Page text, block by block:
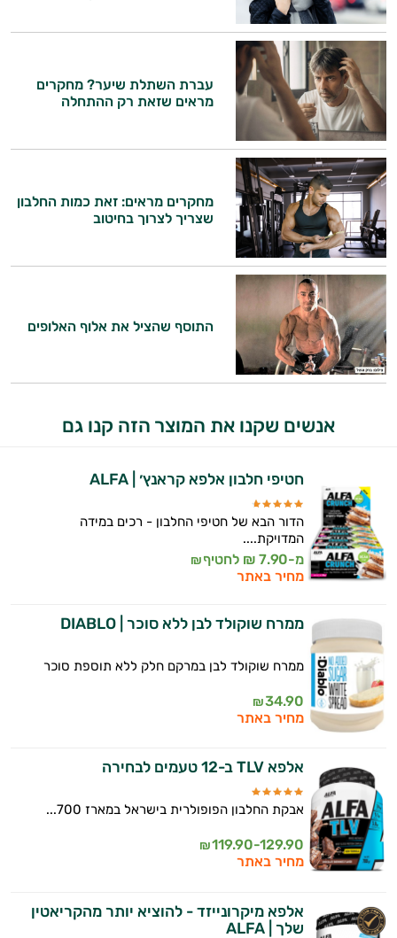
עברת השתלת שיער? מחקרים
מראים שזאת רק ההתחלה
מחקרים מראים: זאת כמות החלבון
שצריך לצרוך בחיטוב
התוסף שהציל את אלוף האלופים
אנשים שקנו את המוצר הזה קנו גם
חטיפי חלבון אלפא קראנץ׳ | ALFA
הדור הבא של חטיפי החלבון - רכים במידה
המדויקת....
מ-7.90 ₪ לחטיף ₪
מחיר באתר
ממרח שוקולד לבן ללא סוכר | DIABLO
ממרח שוקולד לבן במרקם חלק ללא תוספת סוכר
34.90
₪
מחיר באתר
אלפא TLV ב-12 טעמים לבחירה
אבקת החלבון הפופולרית בישראל במארז 700...
119.90-129.90
₪
מחיר באתר
אלפא מיקרונייזד - להוציא יותר מהקריאטין
שלך | ALFA
היי,
אני יועץ הבריאות האישי AI של טבע בריא.
התשובות שלי מבוססות על מאגרי מידע קליניים
וספרות מקצועית בתחומי הרפואה הטבעית
ותזונת הספורט.
אני כאן כדי לעזור לך להתאים את תוספי
התזונה ומוצרי הבריאות המדויקים למטרות
ולמצב הגופני שלך, ולהסביר לך אילו רכיבים
עובדים יחד כדי למקסם תוצאות גם בחיי היום
יום וגם בתחום הכושר והספורט.
המטרה שלי היא להתאים עבורך המלצות
אישיות מבוססות מדעית.
זה הזמן להתחיל. איך אוכל לעזור?